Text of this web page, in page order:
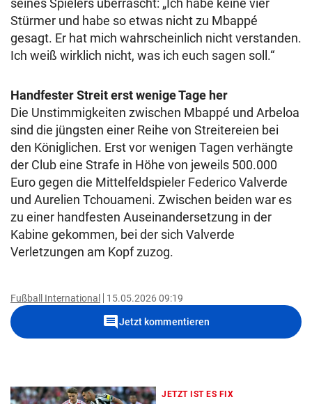
seines Spielers überrascht: „Ich habe keine vier
Stürmer und habe so etwas nicht zu Mbappé
gesagt. Er hat mich wahrscheinlich nicht verstanden.
Ich weiß wirklich nicht, was ich euch sagen soll.“
Handfester Streit erst wenige Tage her
Die Unstimmigkeiten zwischen Mbappé und Arbeloa
sind die jüngsten einer Reihe von Streitereien bei
den Königlichen. Erst vor wenigen Tagen verhängte
der Club eine Strafe in Höhe von jeweils 500.000
Euro gegen die Mittelfeldspieler Federico Valverde
und Aurelien Tchouameni. Zwischen beiden war es
zu einer handfesten Auseinandersetzung in der
Kabine gekommen, bei der sich Valverde
Verletzungen am Kopf zuzog.
Fußball International 15.05.2026 09:19
commentJetzt kommentieren
JETZT IST ES FIX